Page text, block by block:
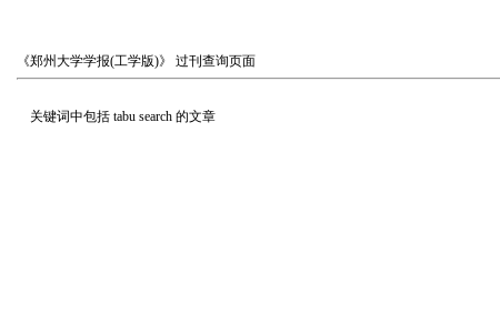
《郑州大学学报(工学版)》 过刊查询页面
关键词中包括 tabu search 的文章